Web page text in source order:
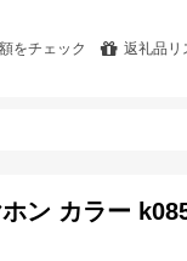
をチェック 返礼品リ
ン カラー